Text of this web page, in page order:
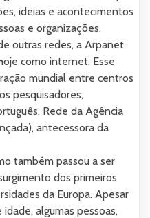
ideias e acontecimentos
e organizações.
outras redes, a Arpanet
como internet. Esse
mundial entre centros
pesquisadores,
Rede da Agência
antecessora da
também passou a ser
dos primeiros
da Europa. Apesar
algumas pessoas,